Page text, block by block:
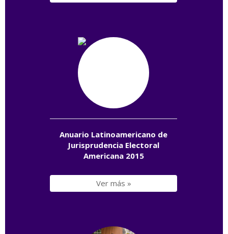
Anuario Latinoamericano de
Jurisprudencia Electoral
Americana 2015
Ver más »